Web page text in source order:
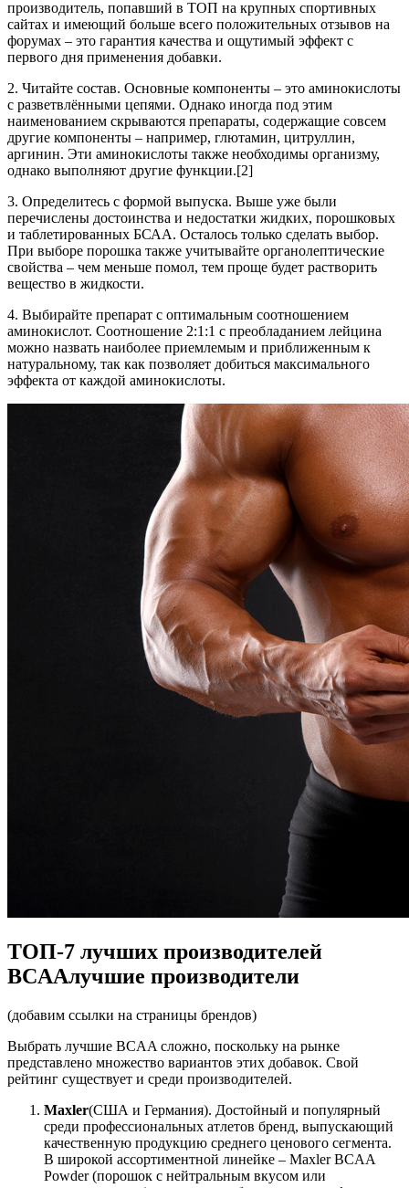
производитель, попавший в ТОП на крупных спортивных
сайтах и имеющий больше всего положительных отзывов на
форумах – это гарантия качества и ощутимый эффект с
первого дня применения добавки.
2. Читайте состав. Основные компоненты – это аминокислоты
с разветвлёнными цепями. Однако иногда под этим
наименованием скрываются препараты, содержащие совсем
другие компоненты – например, глютамин, цитруллин,
аргинин. Эти аминокислоты также необходимы организму,
однако выполняют другие функции.[2]
3. Определитесь с формой выпуска. Выше уже были
перечислены достоинства и недостатки жидких, порошковых
и таблетированных БСАА. Осталось только сделать выбор.
При выборе порошка также учитывайте органолептические
свойства – чем меньше помол, тем проще будет растворить
вещество в жидкости.
4. Выбирайте препарат с оптимальным соотношением
аминокислот. Соотношение 2:1:1 с преобладанием лейцина
можно назвать наиболее приемлемым и приближенным к
натуральному, так как позволяет добиться максимального
эффекта от каждой аминокислоты.
ТОП-7 лучших производителей
BCAAлучшие производители
(добавим ссылки на страницы брендов)
Выбрать лучшие BCAA сложно, поскольку на рынке
представлено множество вариантов этих добавок. Свой
рейтинг существует и среди производителей.
Maxler(США и Германия). Достойный и популярный
среди профессиональных атлетов бренд, выпускающий
качественную продукцию среднего ценового сегмента.
В широкой ассортиментной линейке – Maxler BCAA
Powder (порошок с нейтральным вкусом или